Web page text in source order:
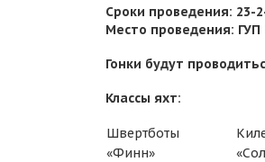
Сроки проведения: 23-
Место проведения: ГУП
Гонки будут
Классы яхт:
Швертботы
«Финн»